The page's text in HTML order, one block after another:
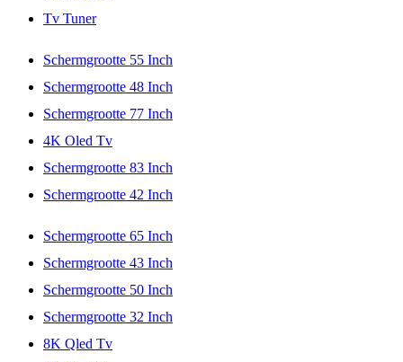
Tv Tuner
Schermgrootte 55 Inch
Schermgrootte 48 Inch
Schermgrootte 77 Inch
4K Oled Tv
Schermgrootte 83 Inch
Schermgrootte 42 Inch
Schermgrootte 65 Inch
Schermgrootte 43 Inch
Schermgrootte 50 Inch
Schermgrootte 32 Inch
8K Qled Tv